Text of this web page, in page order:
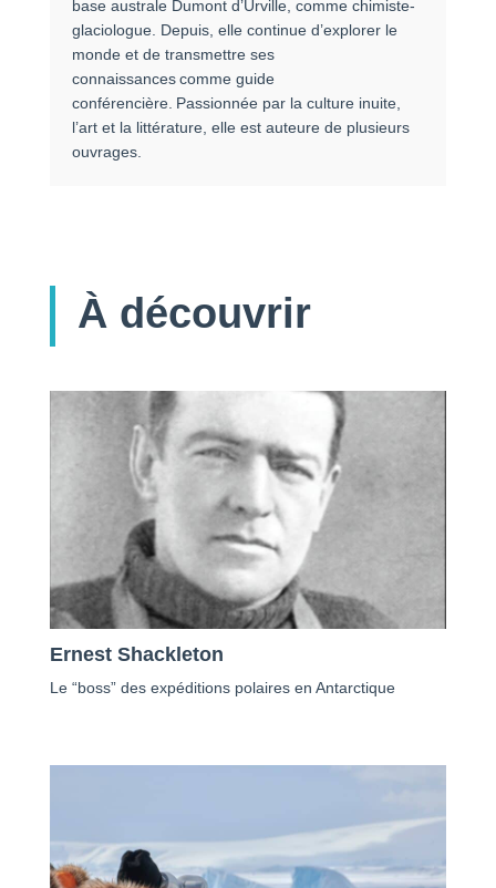
base australe Dumont d’Urville, comme chimiste-
glaciologue. Depuis, elle continue d’explorer le
monde et de transmettre ses
connaissances comme guide
conférencière. Passionnée par la culture inuite,
l’art et la littérature, elle est auteure de plusieurs
ouvrages.
À découvrir
Ernest Shackleton
Le “boss” des expéditions polaires en Antarctique